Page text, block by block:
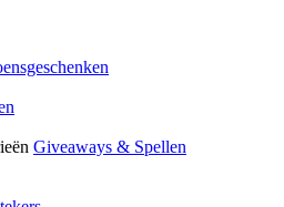
Giveaways & Spellen